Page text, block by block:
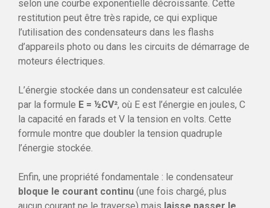
selon une courbe exponentielle décroissante. Cette
restitution peut être très rapide, ce qui explique
l’utilisation des condensateurs dans les flashs
d’appareils photo ou dans les circuits de démarrage de
moteurs électriques.
L’énergie stockée dans un condensateur est calculée
par la formule E = ½CV², où E est l’énergie en joules, C
la capacité en farads et V la tension en volts. Cette
formule montre que doubler la tension quadruple
l’énergie stockée.
Enfin, une propriété fondamentale : le condensateur
bloque le courant continu (une fois chargé, plus